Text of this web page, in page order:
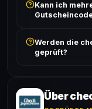
ist und ob der
gilt. Alle
Kann ich
akzeptiert. Die
Werden die
geprüft?
Erfolgsquote
Über